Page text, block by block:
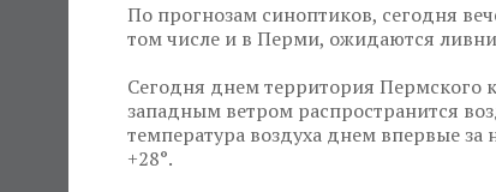
По прогнозам синоптиков, сегодня
том числе и в Перми, ожидаются
Сегодня днем территория Пермского
западным ветром распространится
температура воздуха днем впервые
+28°.